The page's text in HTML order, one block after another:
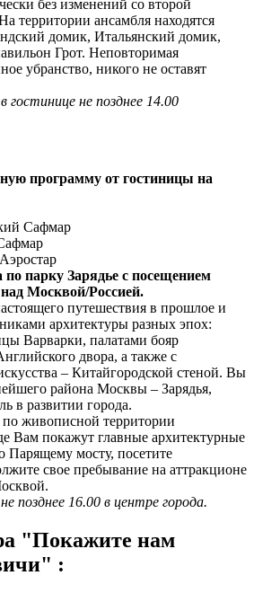
без изменений со второй
территории ансамбля находятся
домик, Итальянский домик,
Грот. Неповторимая
убранство, никого не оставят
гостинице не позднее 14.00
программу от гостиницы на
Сафмар
парку Зарядье с посещением
Москвой/Россией.
путешествия в прошлое и
архитектуры разных эпох:
Варварки, палатами бояр
двора, а также с
– Китайгородской стеной. Вы
района Москвы – Зарядья,
в развитии города.
по живописной территории
Вам покажут главные архитектурные
Парящему мосту, посетите
свое пребывание на аттракционе
позднее 16.00 в центре города.
"Покажите нам
: